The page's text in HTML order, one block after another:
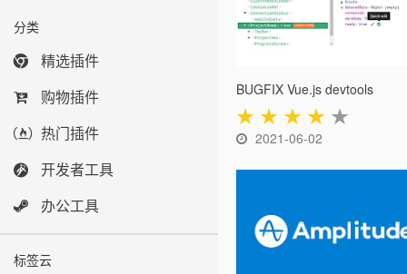
分类
精选插件
购物插件
热门插件
开发者工具
办公工具
标签云
BUGFIX Vue.js devtools
★ ★ ★ ★ ★
2021-06-02